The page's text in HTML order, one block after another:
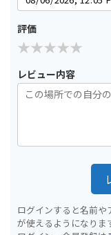
評価
レビュー内容
ログインすると名前
が使えるようになりま